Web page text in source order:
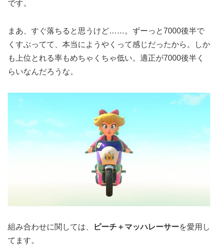
です。
まあ、すぐ落ちると思うけど……。ずーっと7000後半で
くすぶってて、本当にようやくって感じだったから。しか
も上位とれる率もめちゃくちゃ低い。適正が7000後半く
らいなんだろうな。
組み合わせに関しては、 ピーチ＋マッハレーサーを愛用し
てます。